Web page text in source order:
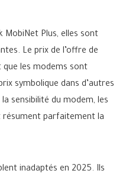
MobiNet Plus, elles sont
Le prix de l’offre de
les modems sont
symbolique dans d’autres
sensibilité du modem, les
résument parfaitement la
inadaptés en 2025. Ils